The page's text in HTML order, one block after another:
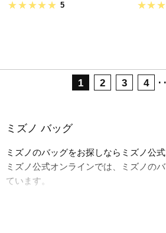
5
1 2 3 4 ･
ミズノ バッグ
ミズノのバッグをお探しならミズノ公
ミズノ公式オンラインでは、ミズノの
ています。